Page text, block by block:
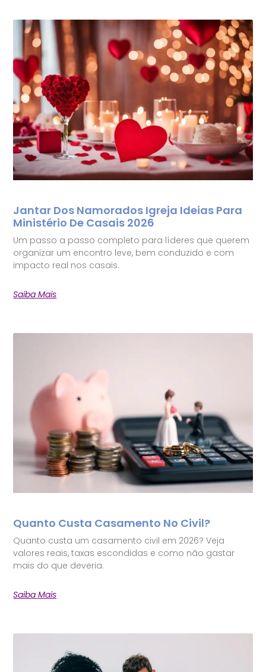
Jantar Dos Namorados Igreja Ideias Para
Ministério De Casais 2026
Um passo a passo completo para líderes que querem
organizar um encontro leve, bem conduzido e com
impacto real nos casais.
Saiba Mais
Quanto Custa Casamento No Civil?
Quanto custa um casamento civil em 2026? Veja
valores reais, taxas escondidas e como não gastar
mais do que deveria.
Saiba Mais